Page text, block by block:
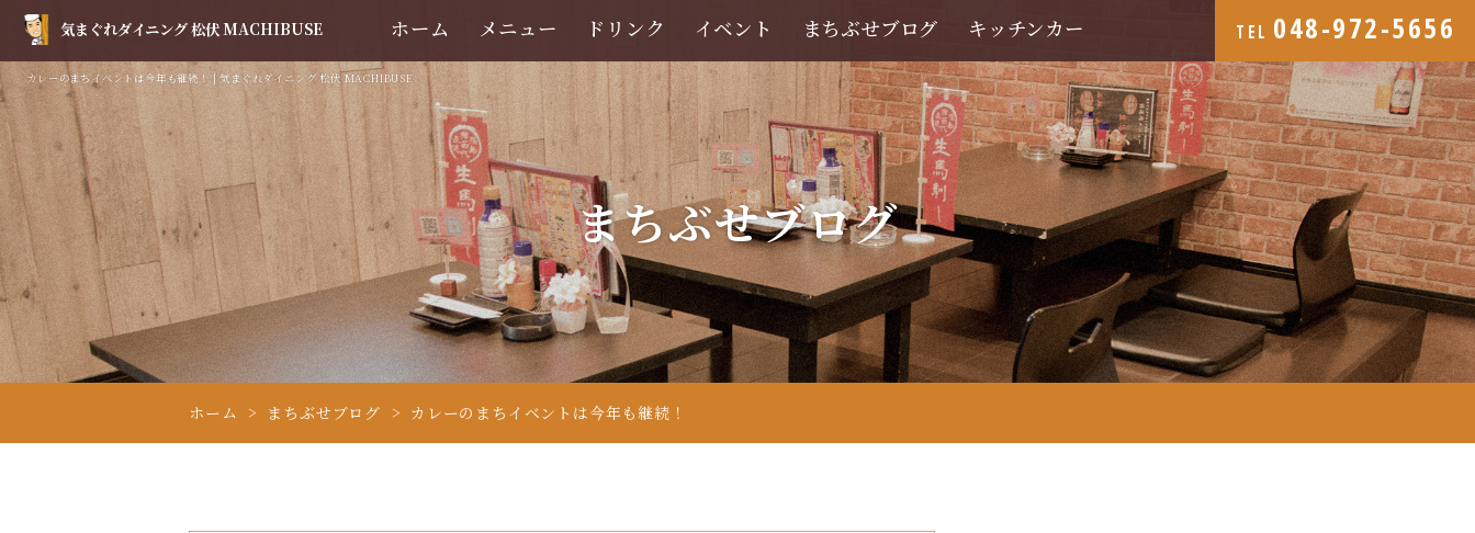
気まぐれダイニング 松伏 MACHIBUSE TEL 048-972-5656
ホーム メニュー ドリンク イベント まちぶせブログ キッチンカー
カレーのまちイベントは今年も継続！ | 気まぐれダイニング 松伏 MACHIBUSE
まちぶせブログ
ホーム まちぶせブログ カレーのまちイベントは今年も継続！